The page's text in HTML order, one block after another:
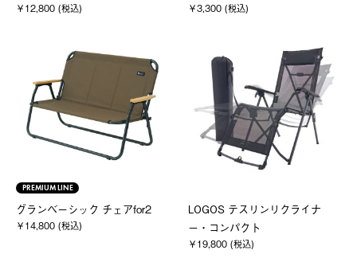
￥12,800 (税込) ￥3,300 (税込)
PREMIUM LINE
グランベーシック チェアfor2
￥14,800 (税込)
LOGOS テスリンリクライナ
ー・コンパクト
￥19,800 (税込)